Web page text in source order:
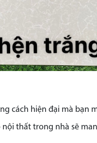
cách hiện đại mà bạn
thất trong nhà sẽ